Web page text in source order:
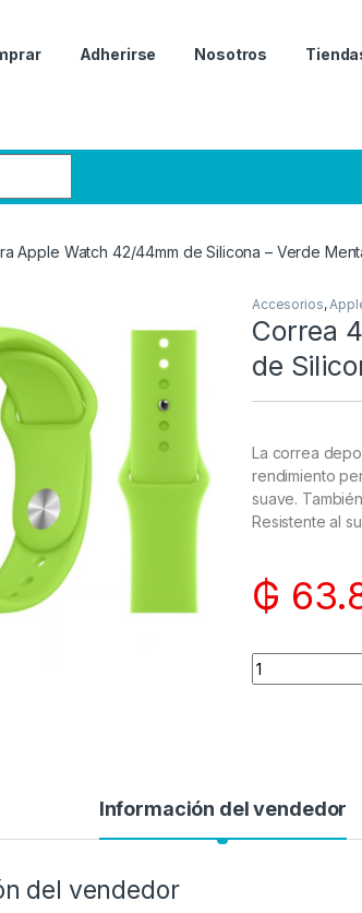
Adherirse Nosotros
Apple Watch 42/44mm de Silicona – Verde
Accesorios,
Correa
de
La correa
rendimiento
suave.
Resistente al
₲
Quantity
Información del vendedor
del vendedor